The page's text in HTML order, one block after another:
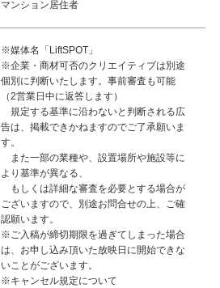
マンション居住者
※媒体名「LiftSPOT」
※企業・商材可否のクリエイティブは別途
個別に判断いたします。事前審査も可能
（2営業日中に返答します）
規定する基準に沿わないと判断される広
告は、掲載できかねますのでご了承願いま
す。
また一部の業種や、設置場所や施設等に
より基準が異なる、
もしくは詳細な審査を必要とする場合が
ございますので、別途お問合せの上、ご確
認願います。
※ご入稿が締切期限を過ぎてしまった場合
は、お申し込み頂いた放映日に開始できな
いことがございます。
※キャンセル規定について